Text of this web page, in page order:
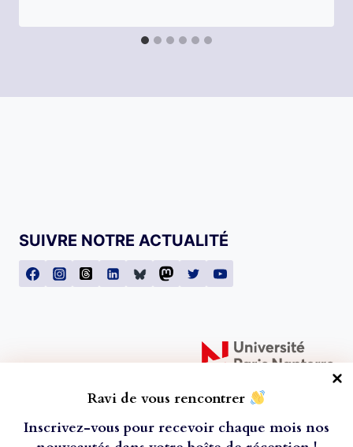
Ravi de vous rencontrer
Inscrivez-vous pour recevoir chaque mois nos
SUIVRE NOTRE ACTUALITÉ